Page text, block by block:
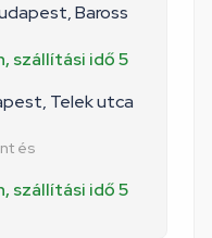
Baross
szállítási idő 5
Telek utca
és
szállítási idő 5